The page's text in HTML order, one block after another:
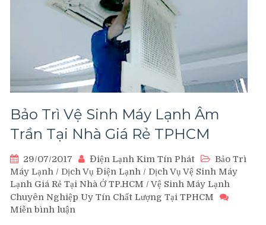
Bảo Trì Vệ Sinh Máy Lạnh Âm
Trần Tại Nhà Giá Rẻ TPHCM
29/07/2017 Điện Lạnh Kim Tín Phát
Bảo Trì
Máy Lạnh / Dịch Vụ Điện Lạnh / Dịch Vụ Vệ Sinh Máy
Lạnh Giá Rẻ Tại Nhà Ở TP.HCM / Vệ Sinh Máy Lạnh
Chuyên Nghiệp Uy Tín Chất Lượng Tại TPHCM
Miễn bình luận